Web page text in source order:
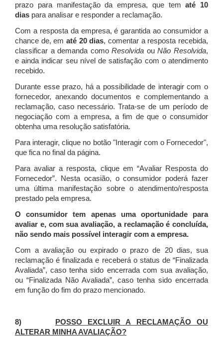
prazo para manifestação da empresa, que tematé 10
dias para analisar e responder a reclamação.
Com a resposta da empresa, é garantida ao consumidor a
chance de, em até 20 dias, comentar a resposta recebida,
classificar a demanda comoResolvida ouNão Resolvida,
e ainda indicar seu nível de satisfação com o atendimento
recebido.
Durante esse prazo, há a possibilidade de interagir com o
fornecedor, anexando documentos e complementando a
reclamação, caso necessário.Trata-se de um período de
negociação com a empresa, a fim de que o consumidor
obtenha uma resolução satisfatória.
Para interagir, clique no botão "Interagir com o Fornecedor",
que fica no final da página.
Para avaliar a resposta, clique em “Avaliar Resposta do
Fornecedor”. Nesta ocasião, o consumidor poderá fazer
uma última manifestação sobre o atendimento/resposta
prestado pela empresa.
O consumidor tem apenas uma oportunidade para
avaliar e, com sua avaliação, a reclamação é concluída,
não sendo mais possível interagir com a empresa.
Com a avaliação ou expirado o prazo de 20 dias, sua
reclamação é finalizada e receberá o status de “Finalizada
Avaliada”, caso tenha sido encerrada com sua avaliação,
ou “Finalizada Não Avaliada”, caso tenha sido encerrada
em função do fim do prazo mencionado.
8)
POSSO EXCLUIR A RECLAMAÇÃO OU
ALTERAR MINHA AVALIAÇÃO?